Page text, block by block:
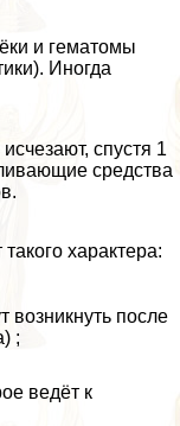
и гематомы
Иногда
спустя 1
средства
хаpaктера:
возникнуть после
;
ведёт к